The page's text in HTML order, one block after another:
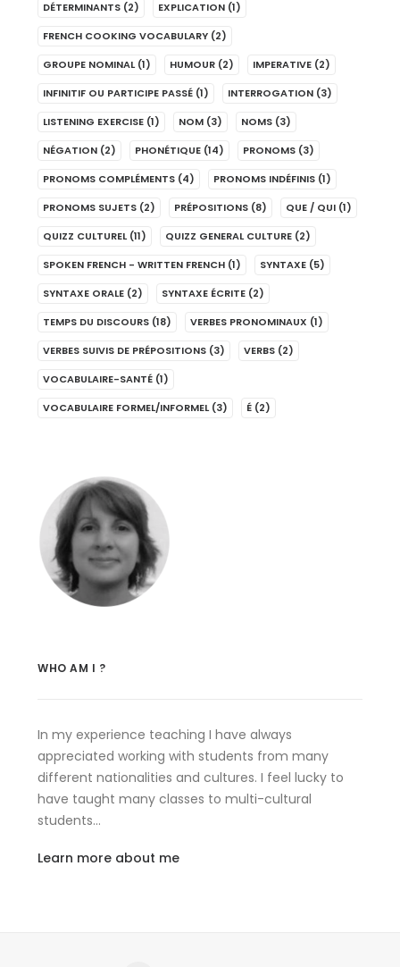
DÉTERMINANTS (2) EXPLICATION (1)
FRENCH COOKING VOCABULARY (2)
GROUPE NOMINAL (1) HUMOUR (2) IMPERATIVE (2)
INFINITIF OU PARTICIPE PASSÉ (1) INTERROGATION (3)
LISTENING EXERCISE (1) NOM (3) NOMS (3)
NÉGATION (2) PHONÉTIQUE (14) PRONOMS (3)
PRONOMS COMPLÉMENTS (4) PRONOMS INDÉFINIS (1)
PRONOMS SUJETS (2) PRÉPOSITIONS (8) QUE / QUI (1)
QUIZZ CULTUREL (11) QUIZZ GENERAL CULTURE (2)
SPOKEN FRENCH - WRITTEN FRENCH (1) SYNTAXE (5)
SYNTAXE ORALE (2) SYNTAXE ÉCRITE (2)
TEMPS DU DISCOURS (18) VERBES PRONOMINAUX (1)
VERBES SUIVIS DE PRÉPOSITIONS (3) VERBS (2)
VOCABULAIRE-SANTÉ (1)
VOCABULAIRE FORMEL/INFORMEL (3) É (2)
WHO AM I ?
In my experience teaching I have always
appreciated working with students from many
different nationalities and cultures. I feel lucky to
have taught many classes to multi-cultural
students…
Learn more about me